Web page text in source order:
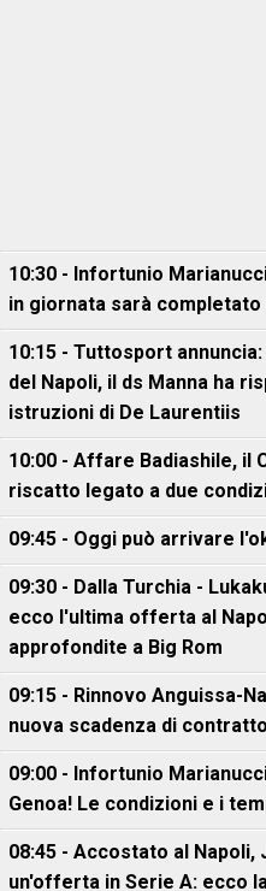
10:30 - Infortunio
in giornata sarà
10:15 - Tuttosport
del Napoli, il ds Manna ha
istruzioni di De Laurentiis
10:00 - Affare Badiashile, il
riscatto legato a due
09:45 - Oggi può arrivare
09:30 - Dalla Turchia -
ecco l'ultima offerta al
approfondite a Big Rom
09:15 - Rinnovo Anguissa-
nuova scadenza di contratto
09:00 - Infortunio
Genoa! Le condizioni e i
08:45 - Accostato al
un'offerta in Serie A: ecco